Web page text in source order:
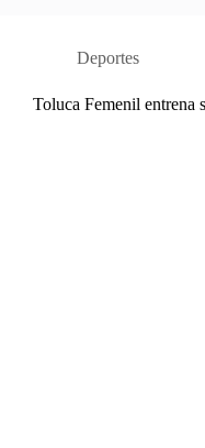
Deportes
Toluca Femenil entrena